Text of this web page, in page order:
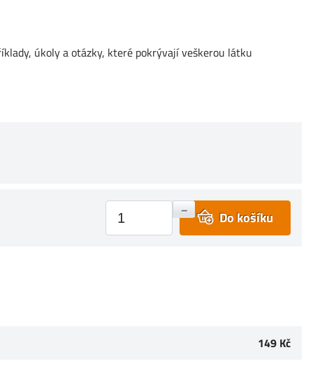
úkoly a otázky, které pokrývají veškerou látku
+
– Do košíku
149 Kč